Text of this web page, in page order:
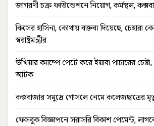
জাগরণী চক্র ফাউন্ডেশনে নিয়োগ, কর্মস্থল,
কিসের হাসিনা, কোথায় বক্তব্য দিয়েছে, চেহারা
স্বরাষ্ট্রমন্ত্রীর
উখিয়ার ক্যাম্পে পেটে করে ইয়াবা পাচারের চেষ্টা,
আটক
কক্সবাজার সমুদ্রে গোসলে নেমে কলেজছাত্রের
ফেসবুক বিজ্ঞাপনে সরাসরি বিকাশ পেমেন্ট,